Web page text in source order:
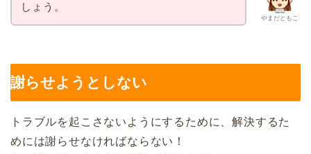
やまだともこ
しょう。
謝らせようとしない
トラブルを起こさないようにするために、解決するた
めには謝らせなければならない！